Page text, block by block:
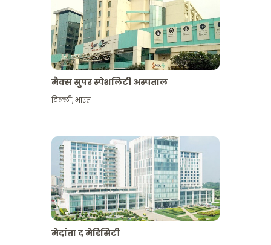
मैक्स सुपर स्पेशलिटी अस्पताल
दिल्ली,भारत
मेदांता द मेडिसिटी